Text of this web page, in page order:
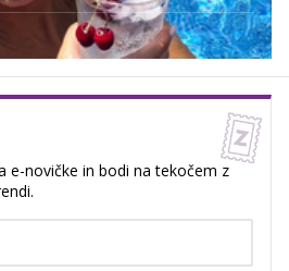
e-novičke in bodi na tekočem z